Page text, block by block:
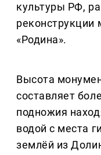
культуры РФ,
реконструкции
«Родина».
Высота
составляет
подножия
водой с места
землёй из